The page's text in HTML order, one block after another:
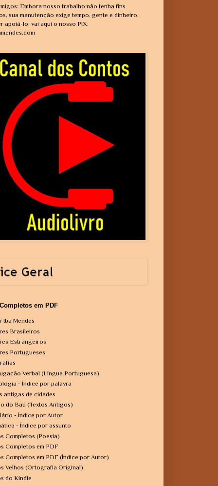
Embora nosso trabalho não tenha fins
sua manutenção exige tempo, gente e dinheiro.
apoiá-lo, vai aqui o nosso PIX:
em PDF
Iba Mendes
Brasileiros
Estrangeiros
Portugueses
Verbal (Língua Portuguesa)
- Índice por palavra
antigas de cidades
do Baú (Textos Antigos)
- Índice por Autor
- Índice por assunto
Completos (Poesia)
Completos em PDF
Completos em PDF (Índice por Autor)
Velhos (Ortografia Original)
do Kindle